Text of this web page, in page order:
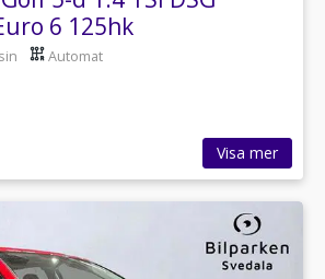
6 125hk
Automat
Visa mer